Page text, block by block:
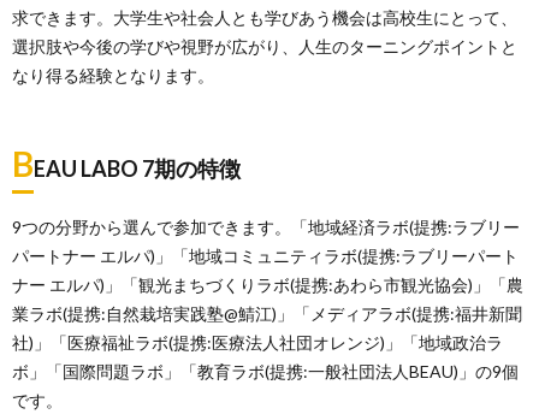
求できます。大学生や社会人とも学びあう機会は高校生にとって、
選択肢や今後の学びや視野が広がり、人生のターニングポイントと
なり得る経験となります。
BEAU LABO 7期の特徴
9つの分野から選んで参加できます。「地域経済ラボ(提携:ラブリー
パートナー エルパ)」「地域コミュニティラボ(提携:ラブリーパート
ナー エルパ)」「観光まちづくりラボ(提携:あわら市観光協会)」「農
業ラボ(提携:自然栽培実践塾@鯖江)」「メディアラボ(提携:福井新聞
社)」「医療福祉ラボ(提携:医療法人社団オレンジ)」「地域政治ラ
ボ」「国際問題ラボ」「教育ラボ(提携:一般社団法人BEAU)」の9個
です。